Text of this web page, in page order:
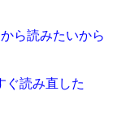
ら読みたいから
ぐ読み直した